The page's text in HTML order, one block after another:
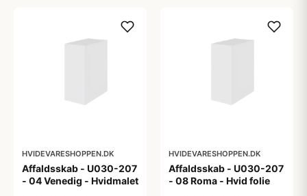
HVIDEVARESHOPPEN.DK
Affaldsskab - U030-207
- 04 Venedig - Hvidmalet
HVIDEVARESHOPPEN.DK
Affaldsskab - U030-207
- 08 Roma - Hvid folie